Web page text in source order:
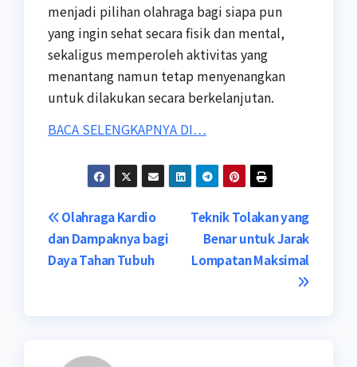
menjadi pilihan olahraga bagi siapa pun
yang ingin sehat secara fisik dan mental,
sekaligus memperoleh aktivitas yang
menantang namun tetap menyenangkan
untuk dilakukan secara berkelanjutan.
BACA SELENGKAPNYA DI…
Post
navigation
Teknik Tolakan yang
Benar untuk Jarak
Lompatan Maksimal
Olahraga Kardio
dan Dampaknya bagi
Daya Tahan Tubuh